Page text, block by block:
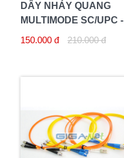
DÂY NHẢY QUANG
MULTIMODE SC/UPC -
SC/UPC 10M DUPLEX
150.000 đ 210.000 đ